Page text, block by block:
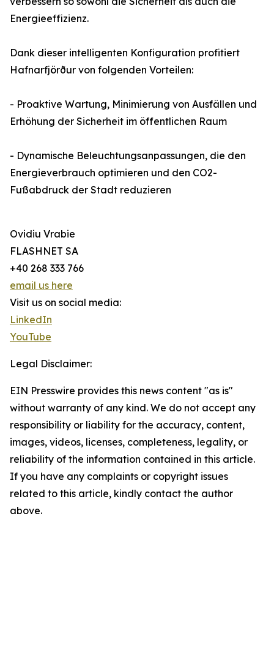
Energieeffizienz.
Dank dieser intelligenten Konfiguration profitiert
Hafnarfjörður von folgenden Vorteilen:
- Proaktive Wartung, Minimierung von Ausfällen und
Erhöhung der Sicherheit im öffentlichen Raum
- Dynamische Beleuchtungsanpassungen, die den
Energieverbrauch optimieren und den CO2-
Fußabdruck der Stadt reduzieren
Ovidiu Vrabie
FLASHNET SA
+40 268 333 766
email us here
Visit us on social media:
LinkedIn
YouTube
Legal Disclaimer:
EIN Presswire provides this news content "as is"
without warranty of any kind. We do not accept any
responsibility or liability for the accuracy, content,
images, videos, licenses, completeness, legality, or
reliability of the information contained in this article.
If you have any complaints or copyright issues
related to this article, kindly contact the author
above.